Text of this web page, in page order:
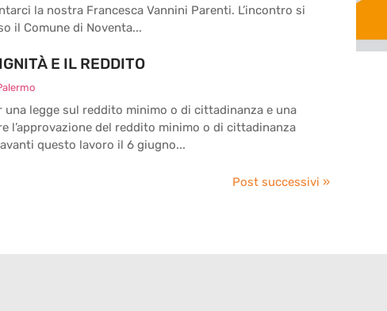
la nostra Francesca Vannini Parenti. L’incontro si
il Comune di Noventa...
E IL REDDITO
legge sul reddito minimo o di cittadinanza e una
l’approvazione del reddito minimo o di cittadinanza
questo lavoro il 6 giugno...
Post successivi »